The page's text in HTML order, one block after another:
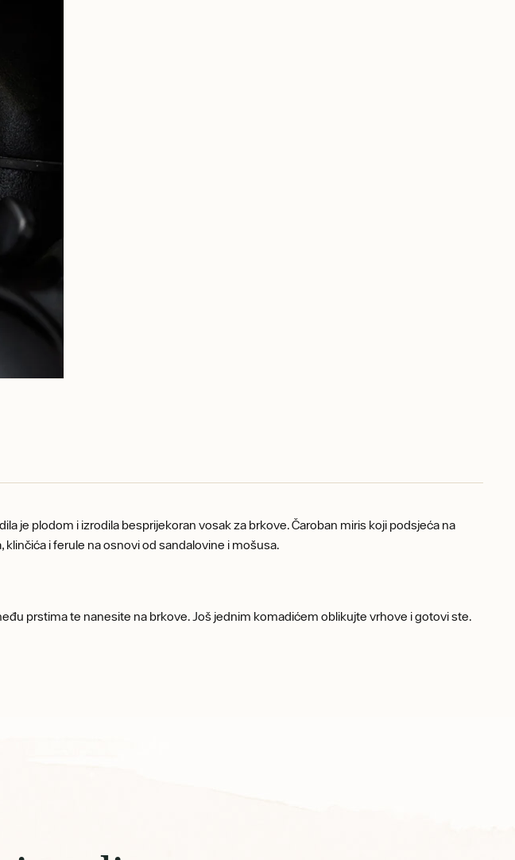
je plodom i izrodila besprijekoran vosak za brkove. Čaroban miris koji podsjeća na
i ferule na osnovi od sandalovine i mošusa.
prstima te nanesite na brkove. Još jednim komadićem oblikujte vrhove i gotovi ste.